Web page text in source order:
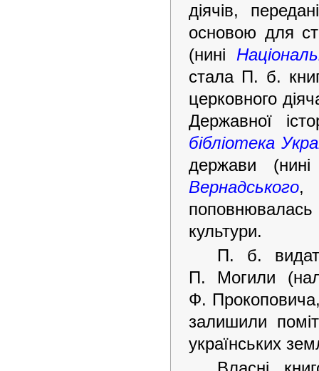
діячів,
основою для
(нині
стала П. б.
церковного
Державної
бібліотека
держави
Вернадського,
поповнювалась
культури.
П. б.
П. Могили
Ф.
залишили
українських